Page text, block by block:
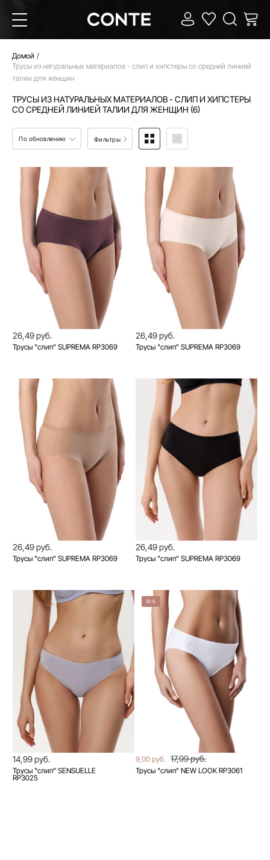
Домой
Трусы из натуральных материалов - слип и хипстеры со средней линией
талии для женщин
ТРУСЫ ИЗ НАТУРАЛЬНЫХ МАТЕРИАЛОВ - СЛИП И ХИПСТЕРЫ
СО СРЕДНЕЙ ЛИНИЕЙ ТАЛИИ ДЛЯ ЖЕНЩИН (6)
По обновлению Фильтры
26,49 руб.
Трусы "слип" SUPREMA RP3069
26,49 руб.
Трусы "слип" SUPREMA RP3069
26,49 руб.
Трусы "слип" SUPREMA RP3069
26,49 руб.
Трусы "слип" SUPREMA RP3069
14,99 руб.
Трусы "слип" SENSUELLE
RP3025
50%
9,00 руб. 17,99 руб.
Трусы "слип" NEW LOOK RP3061